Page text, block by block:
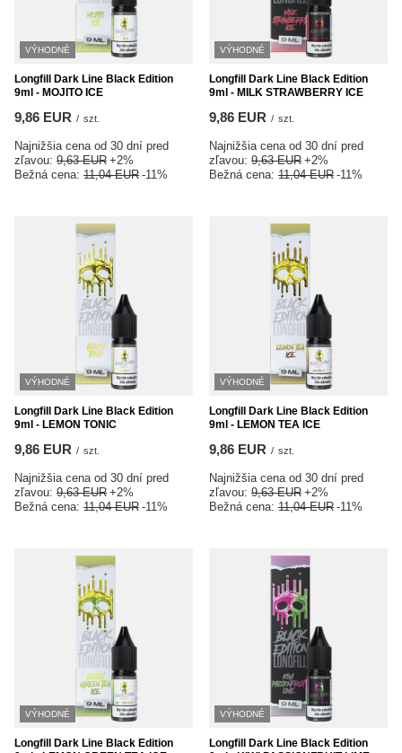
VÝHODNÉ
Longfill Dark Line Black Edition
9ml - MOJITO ICE
9,86 EUR / szt.
Najnižšia cena od 30 dní pred
zľavou: 9,63 EUR +2%
Bežná cena: 11,04 EUR -11%
VÝHODNÉ
Longfill Dark Line Black Edition
9ml - MILK STRAWBERRY ICE
9,86 EUR / szt.
Najnižšia cena od 30 dní pred
zľavou: 9,63 EUR +2%
Bežná cena: 11,04 EUR -11%
VÝHODNÉ
Longfill Dark Line Black Edition
9ml - LEMON TONIC
9,86 EUR / szt.
Najnižšia cena od 30 dní pred
zľavou: 9,63 EUR +2%
Bežná cena: 11,04 EUR -11%
VÝHODNÉ
Longfill Dark Line Black Edition
9ml - LEMON TEA ICE
9,86 EUR / szt.
Najnižšia cena od 30 dní pred
zľavou: 9,63 EUR +2%
Bežná cena: 11,04 EUR -11%
VÝHODNÉ
Longfill Dark Line Black Edition
VÝHODNÉ
Longfill Dark Line Black Edition